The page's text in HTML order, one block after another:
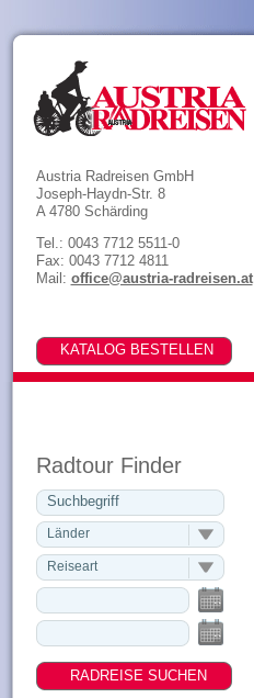
Radtour Finder
Länder
Reiseart
Austria Radreisen GmbH
Joseph-Haydn-Str. 8
A 4780 Schärding
Tel.: 0043 7712 5511-0
Fax: 0043 7712 4811
Mail: office@austria-radreisen.at